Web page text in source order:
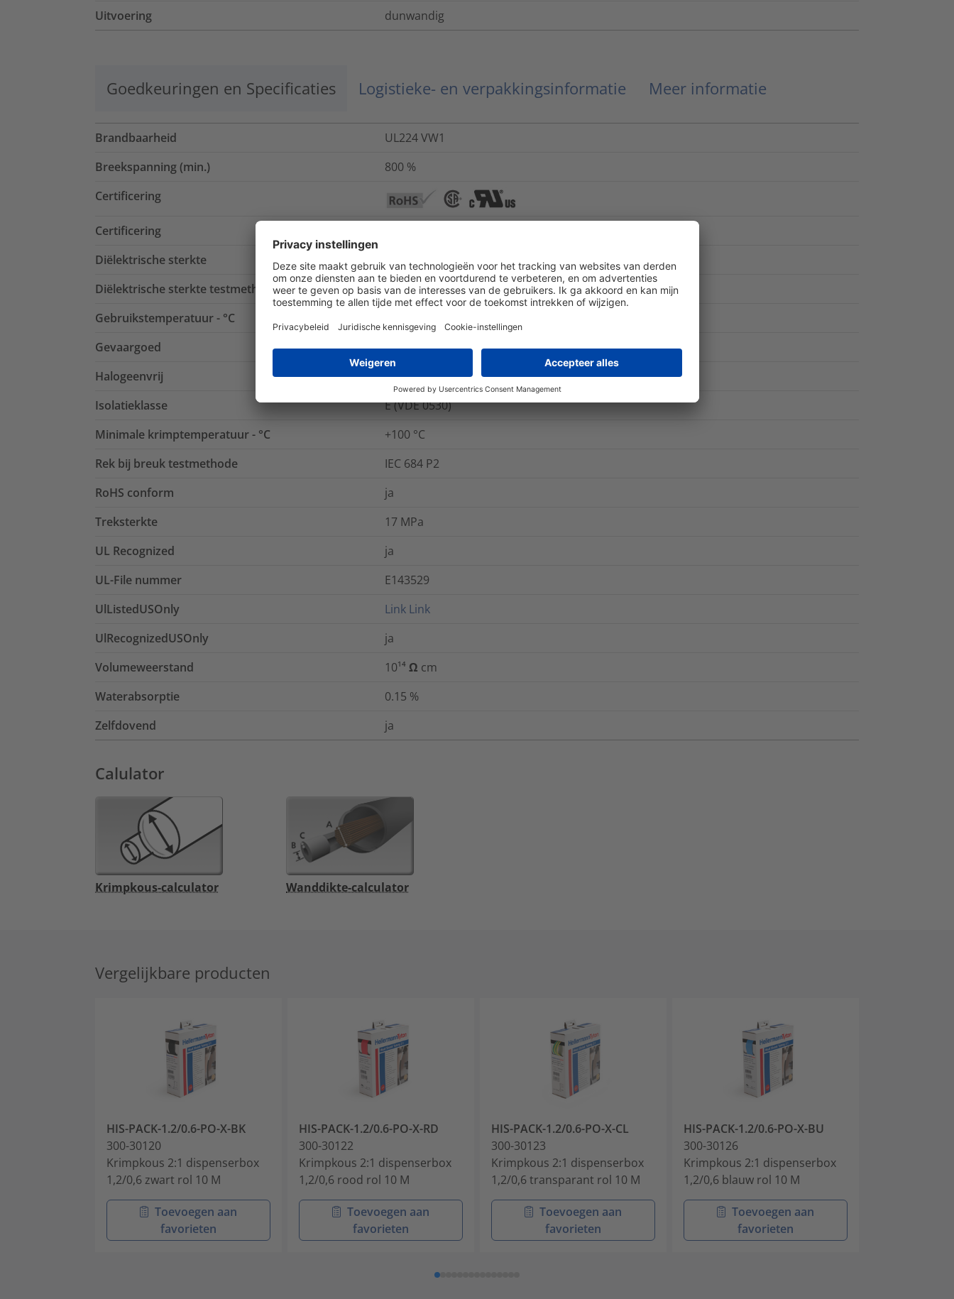
Uitvoering
dunwandig
Goedkeuringen en Specificaties Logistieke- en verpakkingsinformatie Meer informatie
Brandbaarheid
UL224 VW1
Breekspanning (min.)
800 %
Certificering
Certificering
Diëlektrische sterkte
20 kV/mm
Diëlektrische sterkte testmethode
IEC 243
Gebruikstemperatuur - °C
Gevaargoed
nee
Halogeenvrij
nee
Isolatieklasse
E (VDE 0530)
Minimale krimptemperatuur - °C
+100 °C
Rek bij breuk testmethode
IEC 684 P2
RoHS conform
ja
Treksterkte
17 MPa
UL Recognized
ja
UL-File nummer
E143529
UlListedUSOnly
Link Link
UlRecognizedUSOnly
ja
Volumeweerstand
10¹⁴ Ω cm
Waterabsorptie
0.15 %
Zelfdovend
ja
Calulator
Krimpkous-calculator Wanddikte-calculator
Vergelijkbare producten
HIS-PACK-1.2/0.6-PO-X-BK
300-30120
Krimpkous 2:1 dispenserbox
1,2/0,6 zwart rol 10 M
Toevoegen aan
favorieten
HIS-PACK-1.2/0.6-PO-X-RD
300-30122
Krimpkous 2:1 dispenserbox
1,2/0,6 rood rol 10 M
Toevoegen aan
favorieten
HIS-PACK-1.2/0.6-PO-X-CL
300-30123
Krimpkous 2:1 dispenserbox
1,2/0,6 transparant rol 10 M
Toevoegen aan
favorieten
HIS-PACK-1.2/0.6-PO-X-BU
300-30126
Krimpkous 2:1 dispenserbox
1,2/0,6 blauw rol 10 M
Toevoegen aan
favorieten